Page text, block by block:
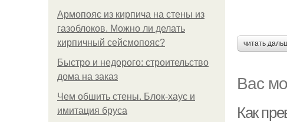
Армопояс из кирпича на стены из
газоблоков. Можно ли делать
кирпичный сейсмопояс?
Быстро и недорого: строительство
дома на заказ
Чем обшить стены. Блок-хаус и
имитация бруса
читать
Вас
Как